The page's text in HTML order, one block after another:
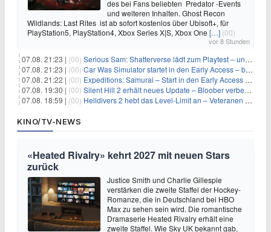
des bei Fans beliebten Predator -Events
und weiteren Inhalten. Ghost Recon
Wildlands: Last Rites ist ab sofort kostenlos über Ubisoft+, für
PlayStation5, PlayStation4, Xbox Series X|S, Xbox One […] (00)
vor 8 Stunden
07.08. 21:23 | (00) Serious Sam: Shatterverse lädt zum Playtest – und erscheint schon bald!
07.08. 21:23 | (00) Car Was Simulator startet in den Early Access – bald gehts los!
07.08. 21:22 | (00) Expeditions: Samurai – Start in den Early Access ab heute im feudalen Japan
07.08. 19:30 | (00) Silent Hill 2 erhält neues Update – Bloober verbessert Grafik und Performance
07.08. 18:59 | (00) Helldivers 2 hebt das Level-Limit an – Veteranen können endlich weiter aufsteigen
KINO/TV-NEWS
«Heated Rivalry» kehrt 2027 mit neuen Stars
zurück
Justice Smith und Charlie Gillespie
verstärken die zweite Staffel der Hockey-
Romanze, die in Deutschland bei HBO
Max zu sehen sein wird. Die romantische
Dramaserie Heated Rivalry erhält eine
zweite Staffel. Wie Sky UK bekannt gab,